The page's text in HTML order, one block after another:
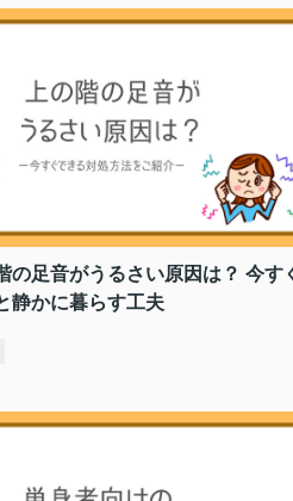
の足音がうるさい原因は？ 今す
静かに暮らす工夫